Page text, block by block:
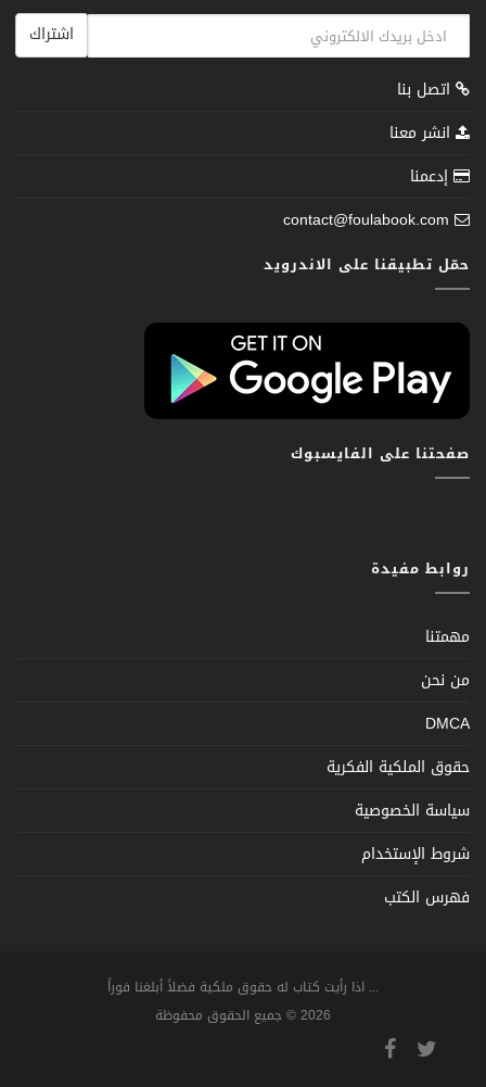
اشتراك
اتصل بنا
انشر معنا
إدعمنا
contact@foulabook.com
حمّل تطبيقنا على الاندرويد
صفحتنا على الفايسبوك
روابط مفيدة
مهمتنا
من نحن
DMCA
حقوق الملكية الفكرية
سياسة الخصوصية
شروط الإستخدام
فهرس الكتب
... اذا رأيت كتاب له حقوق ملكية فضلاً أبلغنا فوراً
2026 © جميع الحقوق محفوظة